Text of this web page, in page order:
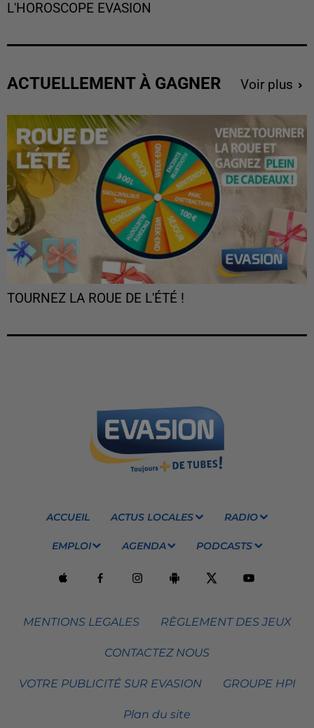
L'HOROSCOPE EVASION
ACTUELLEMENT À GAGNER Voir plus
TOURNEZ LA ROUE DE L'ÉTÉ !
ACCUEIL ACTUS LOCALES RADIO
EMPLOI AGENDA PODCASTS
MENTIONS LEGALES RÈGLEMENT DES JEUX
CONTACTEZ NOUS
VOTRE PUBLICITÉ SUR EVASION GROUPE HPI
Plan du site